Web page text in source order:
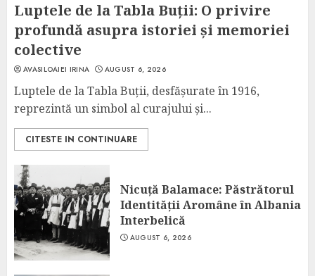
Luptele de la Tabla Buții: O privire
profundă asupra istoriei și memoriei
colective
AVASILOAIEI IRINA AUGUST 6, 2026
Luptele de la Tabla Buții, desfășurate în 1916,
reprezintă un simbol al curajului și...
CITESTE IN CONTINUARE
Nicuță Balamace: Păstrătorul
Identității Aromâne în Albania
Interbelică
AUGUST 6, 2026